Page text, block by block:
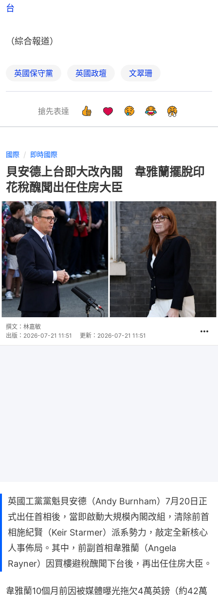
台
（綜合報道）
英國保守黨 英國政壇 文翠珊
搶先表達
國際 即時國際
貝安德上台即大改內閣 韋雅蘭擺脫印
花稅醜聞出任住房大臣
撰文： 林嘉敏
出版： 2026-07-21 11:51 更新： 2026-07-21 11:51
英國工黨黨魁貝安德（Andy Burnham）7月20日正
式出任首相後，當即啟動大規模內閣改組，清除前首
相施紀賢（Keir Starmer）派系勢力，敲定全新核心
人事佈局。其中，前副首相韋雅蘭（Angela
Rayner）因買樓避稅醜聞下台後，再出任住房大臣。
韋雅蘭10個月前因被媒體曝光拖欠4萬英鎊（約42萬